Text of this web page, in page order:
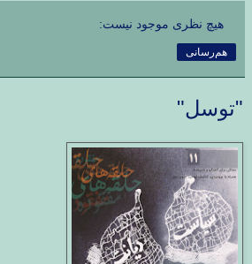
هیچ نظری موجود نیست:
هم‌رسانی
"توسل"